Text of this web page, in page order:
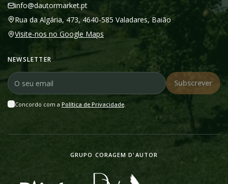
info@dautormarket.pt
Rua da Algária, 473, 4640-585 Valadares, Baião
Visite-nos no Google Maps
NEWSLETTER
Subscrever
Concordo com a Política de Privacidade
GRUPO CORAGEM D'AUTOR